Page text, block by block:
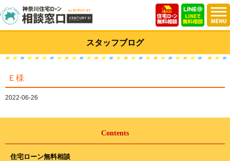
スタッフブログ
Ｅ様
2022-06-26
Contents
住宅ローン無料相談